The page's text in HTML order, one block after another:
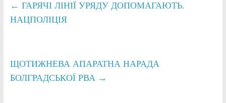
← ГАРЯЧІ ЛІНІЇ УРЯДУ ДОПОМАГАЮТЬ.
НАЦПОЛІЦІЯ
ЩОТИЖНЕВА АПАРАТНА НАРАДА
БОЛГРАДСЬКОЇ РВА →